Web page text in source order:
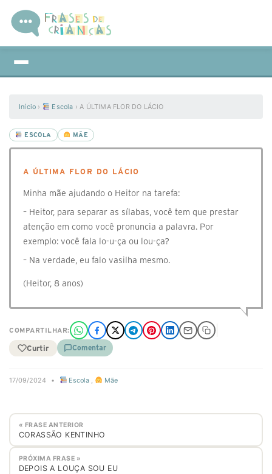
Início › Escola ›A ÚLTIMA FLOR DO LÁCIO
ESCOLA MÃE
A ÚLTIMA FLOR DO LÁCIO
Minha mãe ajudando o Heitor na tarefa:
– Heitor, para separar as sílabas, você tem que prestar
atenção em como você pronuncia a palavra. Por
exemplo: você fala lo-u-ça ou lou-ça?
– Na verdade, eu falo vasilha mesmo.
(Heitor, 8 anos)
COMPARTILHAR:
Curtir Comentar
17/09/2024 • Escola , Mãe
« FRASE ANTERIOR
CORASSÃO KENTINHO
PRÓXIMA FRASE »
DEPOIS A LOUÇA SOU EU